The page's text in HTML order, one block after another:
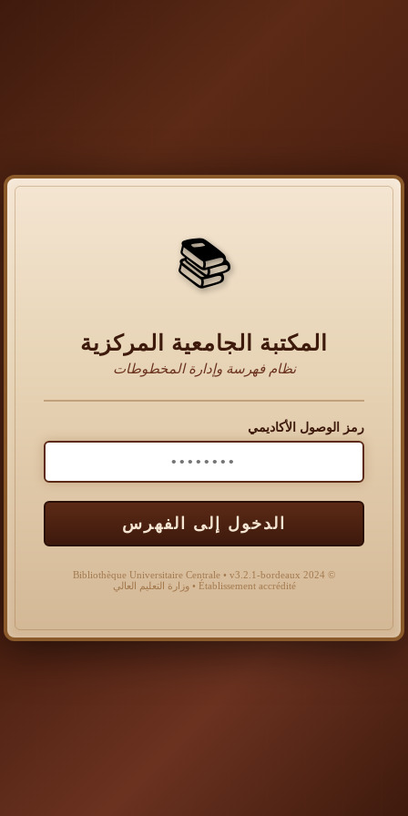
📚
المكتبة الجامعية المركزية
نظام فهرسة وإدارة المخطوطات
رمز الوصول الأكاديمي
الدخول إلى الفهرس
© 2024 Bibliothèque Universitaire Centrale • v3.2.1-bordeaux
Établissement accrédité • وزارة التعليم العالي